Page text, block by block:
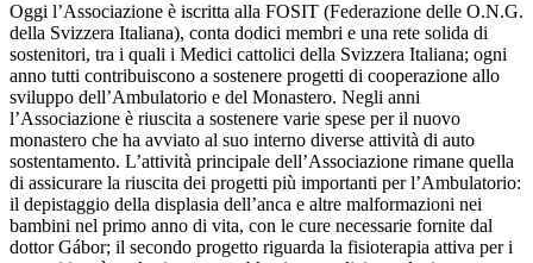
Oggi l’Associazione è iscritta alla FOSIT (Federazione delle O.N.G.
della Svizzera Italiana), conta dodici membri e una rete solida di
sostenitori, tra i quali i Medici cattolici della Svizzera Italiana; ogni
anno tutti contribuiscono a sostenere progetti di cooperazione allo
sviluppo dell’Ambulatorio e del Monastero. Negli anni
l’Associazione è riuscita a sostenere varie spese per il nuovo
monastero che ha avviato al suo interno diverse attività di auto
sostentamento. L’attività principale dell’Associazione rimane quella
di assicurare la riuscita dei progetti più importanti per l’Ambulatorio:
il depistaggio della displasia dell’anca e altre malformazioni nei
bambini nel primo anno di vita, con le cure necessarie fornite dal
dottor Gábor; il secondo progetto riguarda la fisioterapia attiva per i